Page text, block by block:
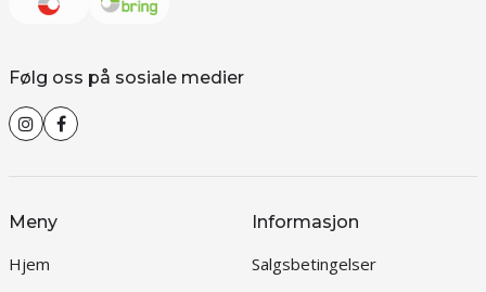
Følg oss på sosiale medier
Meny
Hjem
Informasjon
Salgsbetingelser